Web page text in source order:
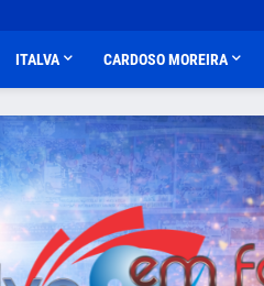
ITALVA CARDOSO MOREIRA